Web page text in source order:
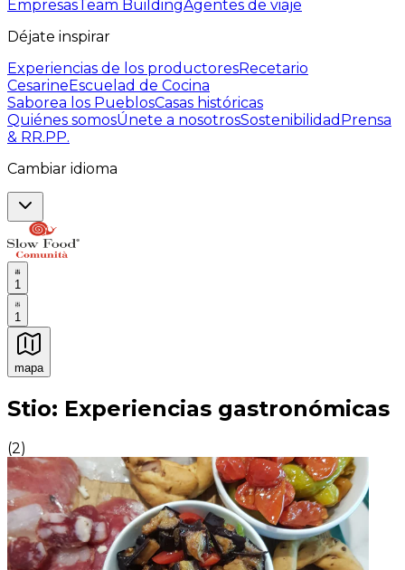
Empresas Team BuildingAgentes de viaje
Déjate inspirar
Experiencias de los productoresRecetario
CesarineEscuelad de Cocina
Saborea los PueblosCasas históricas
Quiénes somosÚnete a nosotrosSostenibilidad Prensa
& RR.PP.
Cambiar idioma
1
1
mapa
Experiencias culinarias inolvidables: Experiencias
Stio: Experiencias gastronómicas
(2)